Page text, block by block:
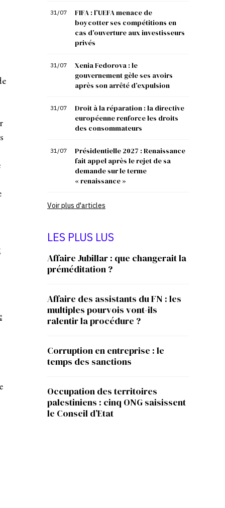
31/07
FIFA : l’UEFA menace de
boycotter ses compétitions en
cas d’ouverture aux investisseurs
privés
31/07
Xenia Fedorova : le
gouvernement gèle ses avoirs
après son arrêté d’expulsion
31/07
Droit à la réparation : la directive
européenne renforce les droits
des consommateurs
31/07
Présidentielle 2027 : Renaissance
fait appel après le rejet de sa
demande sur le terme
« renaissance »
Voir plus d'articles
LES PLUS LUS
Affaire Jubillar : que changerait la
préméditation ?
Affaire des assistants du FN : les
multiples pourvois vont-ils
ralentir la procédure ?
Corruption en entreprise : le
temps des sanctions
Occupation des territoires
palestiniens : cinq ONG saisissent
le Conseil d’Etat